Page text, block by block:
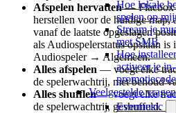
Hoe lokale
spelen op
Stream je
met SMB
Hoe
activeer je
promotiecode
Veelgestelde vragen
Evermusic
Afspelen hervatten— Flacbox
herstellen voor de huidige map,
vanaf de laatste opgeslagen
als Audiospelerstatus opslaan
Audiospeler → Algemeen.
Alles afspelen — voegt elke
de spelerwachtrij, met behoud
Alles shufflen— voegt elke
de spelerwachtrij, geshuffeld.